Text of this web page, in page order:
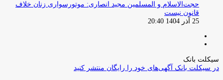
حجت‌الاسلام و المسلمین مجید انصاری: موتورسواری زنان خلاف
قانون نیست
25 آذر 1404 20:40
سیکلت بانک
در سیکلت بانک آگهی‌های خود را رایگان منتشر کنید